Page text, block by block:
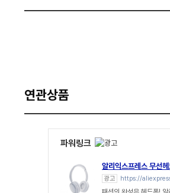
연관상품
파워링크
알리익스프레스 무선
광고 https://